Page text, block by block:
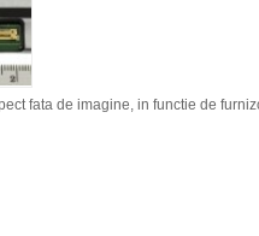
fata de imagine, in functie de